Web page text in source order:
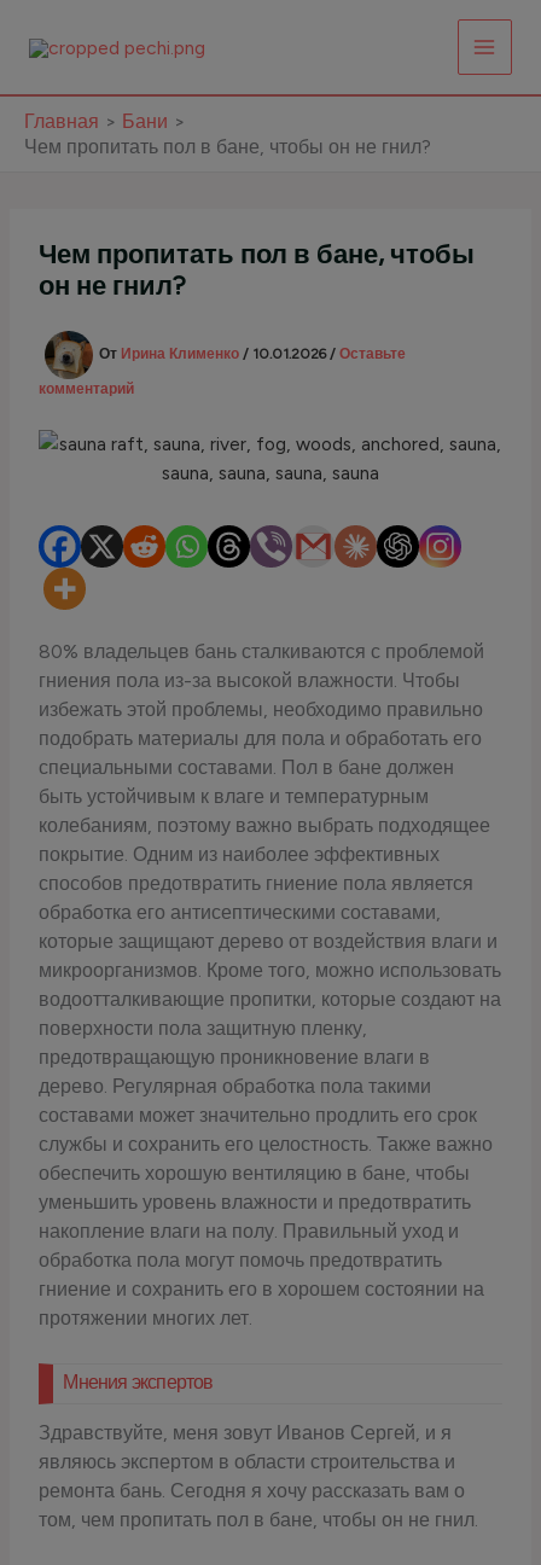
Главная
Бани
Чем пропитать пол в бане, чтобы он не гнил?
Чем пропитать пол в бане, чтобы
он не гнил?
От Ирина Клименко/ 10.01.2026/Оставьте
комментарий
80% владельцев бань сталкиваются с проблемой
гниения пола из-за высокой влажности. Чтобы
избежать этой проблемы, необходимо правильно
подобрать материалы для пола и обработать его
специальными составами. Пол в бане должен
быть устойчивым к влаге и температурным
колебаниям, поэтому важно выбрать подходящее
покрытие. Одним из наиболее эффективных
способов предотвратить гниение пола является
обработка его антисептическими составами,
которые защищают дерево от воздействия влаги и
микроорганизмов. Кроме того, можно использовать
водоотталкивающие пропитки, которые создают на
поверхности пола защитную пленку,
предотвращающую проникновение влаги в
дерево. Регулярная обработка пола такими
составами может значительно продлить его срок
службы и сохранить его целостность. Также важно
обеспечить хорошую вентиляцию в бане, чтобы
уменьшить уровень влажности и предотвратить
накопление влаги на полу. Правильный уход и
обработка пола могут помочь предотвратить
гниение и сохранить его в хорошем состоянии на
протяжении многих лет.
Мнения экспертов
Здравствуйте, меня зовут Иванов Сергей, и я
являюсь экспертом в области строительства и
ремонта бань. Сегодня я хочу рассказать вам о
том, чем пропитать пол в бане, чтобы он не гнил.